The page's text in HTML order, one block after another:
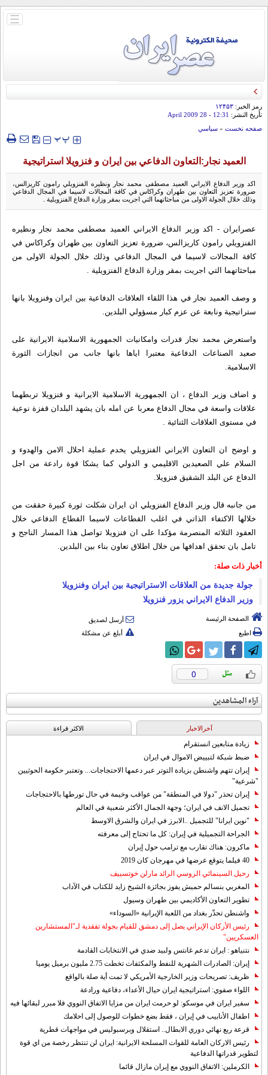
باز
رمز الخبر: ۱۲۴۵۳
تأريخ النشر: 12:31
- 28 April 2009
صفحه نخست » سياسي
‍‍‍ پپ
العميد نجار:التعاون الدفاعي بين ايران و فنزويلا استراتيجية
اكد وزير الدفاع الايراني العميد مصطفى محمد نجار ونظيره الفنزويلي رامون کاريزالس،
ضرورة تعزيز التعاون بين طهران وكراكاس في كافة المجالات لاسيما في المجال الدفاعي
وذلك خلال الجولة الاولى من مباحثاتهما التي اجريت بمقر وزارة الدفاع الفنزويلية .
عصرایران - اكد وزير الدفاع الايراني العميد مصطفى محمد نجار ونظيره
الفنزويلي رامون کاريزالس، ضرورة تعزيز التعاون بين طهران وكراكاس في
كافة المجالات لاسيما في المجال الدفاعي وذلك خلال الجولة الاولى من
مباحثاتهما التي اجريت بمقر وزارة الدفاع الفنزويلية .
و وصف العميد نجار في هذا اللقاء العلاقات الدفاعية بين ايران وفنزويلا بانها
ستراتيجية ونابعة عن عزم كبار مسؤولي البلدين.
واستعرض محمد نجار قدرات وامكانيات الجمهورية الاسلامية الايرانية على
صعيد الصناعات الدفاعية معتبرا اياها بانها جانب من انجازات الثورة
الاسلامية.
و اضاف وزير الدفاع ، ان الجمهورية الاسلامية الايرانية و فنزويلا تربطهما
علاقات واسعة في مجال الدفاع معربا عن امله بان يشهد البلدان قفزة نوعية
في مستوى العلاقات الثنائية .
و اوضح ان التعاون الايراني الفنزويلي يخدم عملية احلال الامن والهدوء و
السلام علي الصعيدين الاقليمي و الدولي كما يشكا قوة رادعة من اجل
الدفاع عن البلد الشقيق فنزويلا.
من جانبه قال وزير الدفاع الفنزويلي ان ايران شكلت ثورة كبيرة حققت من
خلالها الاكتفاء الذاتي في اغلب القطاعات لاسيما القطاع الدفاعي خلال
العقود الثلاثه المنصرمة مؤكدا على ان فنزويلا تواصل هذا المسار الناجح و
تامل بان تحقق اهدافها من خلال اطلاق تعاون بناء بين البلدين.
أخبار ذات صلة:
جولة جديدة من العلاقات الاستراتيجية بين ايران وفنزويلا
وزير الدفاع الايراني يزور فنزويلا
الصفحة الرئيسة
أرسل لصديق
اطبع
أبلغ عن مشكلة
0
آراء المشاهدين
آخرالاخبار الاکثر قراءة
زيادة متابعين انستقرام
ضبط شبكة لتبييض الاموال في ايران
إيران تتهم واشنطن بزيادة التوتر عبر دعمها الاحتجاجات... وتعتبر حكومة الحوثيين
"شرعية"
إيران تحذر "دولا في المنطقة" من عواقب وخيمة في حال تورطها بالاحتجاجات
تجميل الانف في ايران؛ وجهة الجمال الأكثر شعبية في العالم
"نوين ايرانا" للتجميل ..الابرز في ايران والشرق الاوسط
الجراحة التجميلية في إيران: كل ما تحتاج إلى معرفته
ماكرون: هناك تقارب مع ترامب حول إيران
40 فيلما يتوقع عرضها في مهرجان كان 2019
رحيل السينمائي الروسي الرائد مارلن خوتسييف
المغربي بنسالم حميش يفوز بجائزة الشيخ زايد للكتاب في الآداب
تطوير التعاون الأكاديمي بين طهران وسيول
واشنطن تحذّر بغداد من اللعبة الإيرانية «السوداء»
رئيس الأركان الإيراني يصل إلى دمشق للقيام بجولة تفقدية لـ"المستشارين
العسكريين"
نتنياهو : ايران تدعم غانتس ولبيد ضدي في الانتخابات القادمة
إيران: الصادرات الشهریة للنفط والمكثفات تخطت 2.75 مليون برميل يوميا
ظريف: تصريحات وزير الخارجية الأمريكي لا تمت أية صلة بالواقع
اللواء صفوي: استراتيجية ايران حيال الأعداء، دفاعية ورادعة
سفير ايران في موسكو: لو حرمت ايران من مزايا الاتفاق النووي فلا مبرر لبقائها فيه
اطفال الأنابيب في إيران ، فقط بضع خطوات للوصول إلى احلامك
قرعة ربع نهائي دوري الابطال.. استقلال وبرسبوليس في مواجهات قطرية
رئيس الاركان العامة للقوات المسلحة الايرانية: ايران لن تنتظر رخصة من اي قوة
لتطوير قدراتها الدفاعية
الكرملين: الاتفاق النووي مع إيران مازال قائما